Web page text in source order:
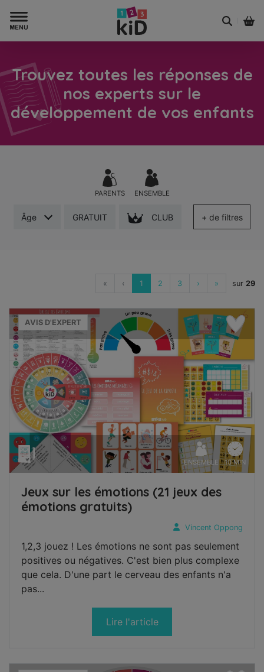
Trouvez toutes les réponses de
nos experts sur le
développement de vos enfants
PARENTS ENSEMBLE
Âge GRATUIT CLUB + de filtres
« ‹ 1 2 3 › » sur 29
AVIS D'EXPERT
ENSEMBLE 10 MIN
Jeux sur les émotions (21 jeux des
émotions gratuits)
Vincent Oppong
1,2,3 jouez ! Les émotions ne sont pas seulement
positives ou négatives. C'est bien plus complexe
que cela. D'une part le cerveau des enfants n'a
pas...
Lire l'article